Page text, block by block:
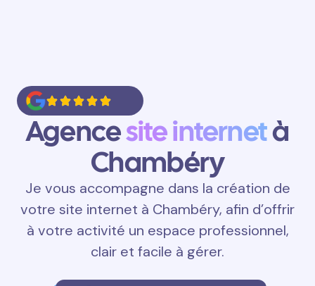
Agencesite internetà
Chambéry
Je vous accompagne dans la création de
votre site internet à Chambéry, afin d’offrir
à votre activité un espace professionnel,
clair et facile à gérer.